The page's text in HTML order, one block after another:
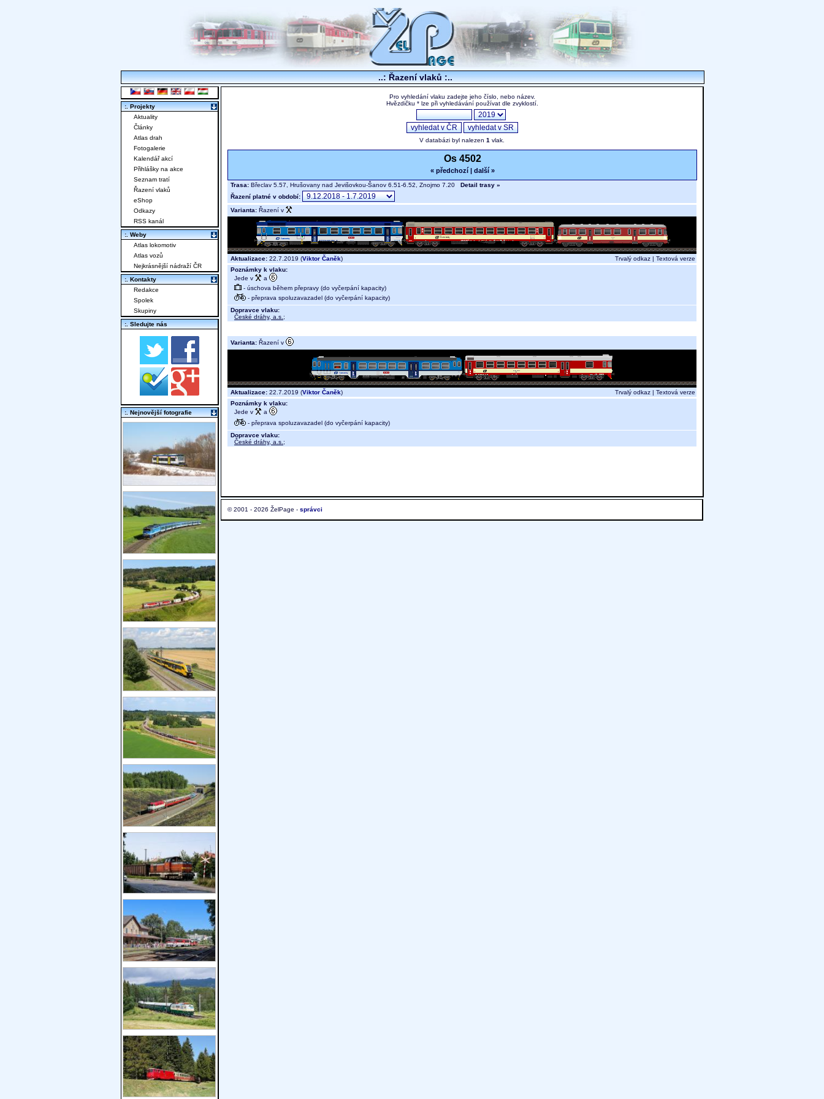
..: Řazení vlaků :..
Pro vyhledání vlaku zadejte jeho číslo, nebo název.
Hvězdičku * lze při vyhledávání používat dle zvyklostí.
V databázi byl nalezen 1 vlak.
Os 4502
« předchozí| další »
Trasa: Břeclav 5.57, Hrušovany nad Jevišovkou-Šanov 6.51-6.52, Znojmo 7.20 Detail trasy »
Řazení platné v období:
Varianta: Řazení v
Aktualizace: 22.7.2019 (Viktor Čaněk) Trvalý odkaz | Textová verze
Poznámky k vlaku:
Jede v
a
- úschova během přepravy (do vyčerpání kapacity)
- přeprava spoluzavazadel (do vyčerpání kapacity)
Dopravce vlaku:
České dráhy, a.s. ;
Varianta: Řazení v
Aktualizace: 22.7.2019 (Viktor Čaněk) Trvalý odkaz | Textová verze
Poznámky k vlaku:
Jede v
a
- přeprava spoluzavazadel (do vyčerpání kapacity)
Dopravce vlaku:
České dráhy, a.s. ;
© 2001 - 2026 ŽelPage - správci
:. Projekty
Aktuality
Články
Atlas drah
Fotogalerie
Kalendář akcí
Přihlášky na akce
Seznam tratí
Řazení vlaků
eShop
Odkazy
RSS kanál
:. Weby
Atlas lokomotiv
Atlas vozů
Nejkrásnější nádraží ČR
:. Kontakty
Redakce
Spolek
Skupiny
:. Sledujte nás
:. Nejnovější fotografie